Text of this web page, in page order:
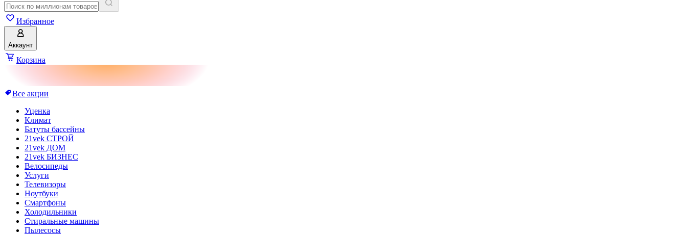
Избранное
Аккаунт
Корзина
Все акции
Уценка
Климат
Батуты бассейны
21vek СТРОЙ
21vek ДОМ
21vek БИЗНЕС
Велосипеды
Услуги
Телевизоры
Ноутбуки
Смартфоны
Холодильники
Стиральные машины
Пылесосы